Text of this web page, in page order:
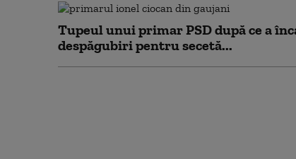
Tupeul unui primar PSD după ce a
despăgubiri pentru secetă...